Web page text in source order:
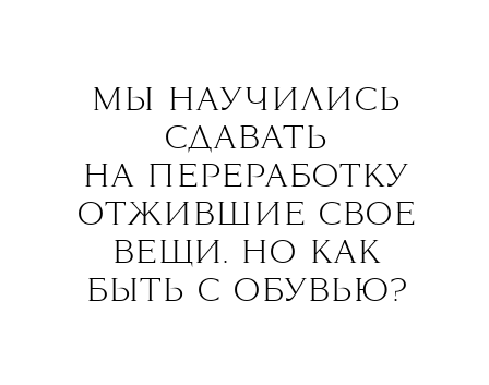
МЫ НАУЧИЛИСЬ
СДАВАТЬ
НА ПЕРЕРАБОТКУ
ОТЖИВШИЕ СВОЕ
ВЕЩИ. НО КАК
БЫТЬ С ОБУВЬЮ?